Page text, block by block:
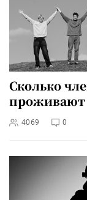
Сколько
проживают
4069 0